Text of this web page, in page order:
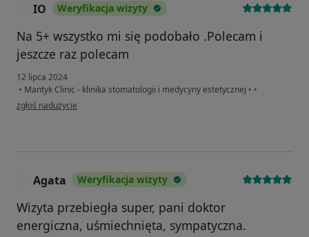
IO Weryfikacja wizyty
Na 5+ wszystko mi się podobało .Polecam i
jeszcze raz polecam
12 lipca 2024
• Mantyk Clinic - klinika stomatologii i medycyny estetycznej • •
w opinii użytkownika IO
zgłoś nadużycie
Agata Weryfikacja wizyty
Wizyta przebiegła super, pani doktor
energiczna, uśmiechnięta, sympatyczna.